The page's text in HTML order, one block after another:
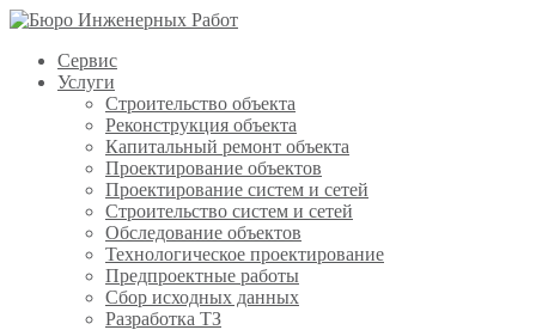
Сервис
Услуги
Строительство объекта
Реконструкция объекта
Капитальный ремонт объекта
Проектирование объектов
Проектирование систем и сетей
Строительство систем и сетей
Обследование объектов
Технологическое проектирование
Предпроектные работы
Сбор исходных данных
Разработка ТЗ